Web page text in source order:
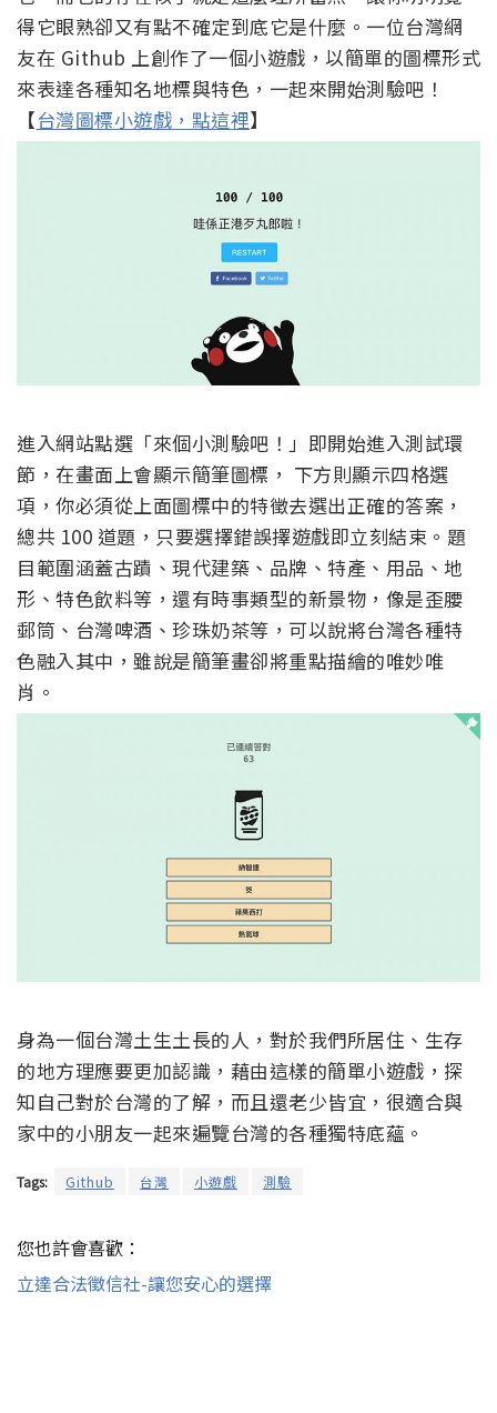
得它眼熟卻又有點不確定到底它是什麼。一位台灣網
友在 Github 上創作了一個小遊戲，以簡單的圖標形式
來表達各種知名地標與特色，一起來開始測驗吧！
【台灣圖標小遊戲，點這裡】
進入網站點選「來個小測驗吧！」即開始進入測試環
節，在畫面上會顯示簡筆圖標， 下方則顯示四格選
項，你必須從上面圖標中的特徵去選出正確的答案，
總共 100 道題，只要選擇錯誤擇遊戲即立刻結束。題
目範圍涵蓋古蹟、現代建築、品牌、特產、用品、地
形、特色飲料等，還有時事類型的新景物，像是歪腰
郵筒、台灣啤酒、珍珠奶茶等，可以說將台灣各種特
色融入其中，雖說是簡筆畫卻將重點描繪的唯妙唯
肖。
身為一個台灣土生土長的人，對於我們所居住、生存
的地方理應要更加認識，藉由這樣的簡單小遊戲，探
知自己對於台灣的了解，而且還老少皆宜，很適合與
家中的小朋友一起來遍覽台灣的各種獨特底蘊。
Tags: Github 台灣 小遊戲 測驗
您也許會喜歡：
立達合法徵信社-讓您安心的選擇